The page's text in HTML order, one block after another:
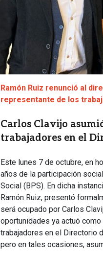
Ramón Ruiz renunció al
representante de los
Carlos Clavijo
trabajadores en el
Este lunes 7 de octubre, en
años de la participación
Social (BPS). En dicha
Ramón Ruiz, presentó
será ocupado por Carlos
oportunidades ya actuó
trabajadores en el Directorio
pero en tales ocasiones,